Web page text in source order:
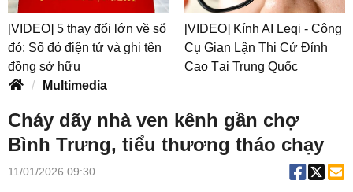
[VIDEO] 5 thay đổi lớn về sổ
đỏ: Sổ đỏ điện tử và ghi tên
đồng sở hữu
[VIDEO] Kính AI Leqi - Công
Cụ Gian Lận Thi Cử Đỉnh
Cao Tại Trung Quốc
Multimedia
Cháy dãy nhà ven kênh gần chợ
Bình Trưng, tiểu thương tháo chạy
11/01/2026 09:30